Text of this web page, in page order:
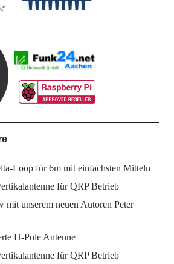
Loop für 6m mit einfachsten Mitteln
für QRP Betrieb
mit unserem neuen Autoren Peter
H-Pole Antenne
für QRP Betrieb